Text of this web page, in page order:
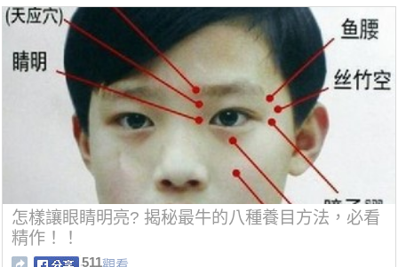
怎樣讓眼睛明亮? 揭秘最牛的八種養目方法，必看
精作！！
511